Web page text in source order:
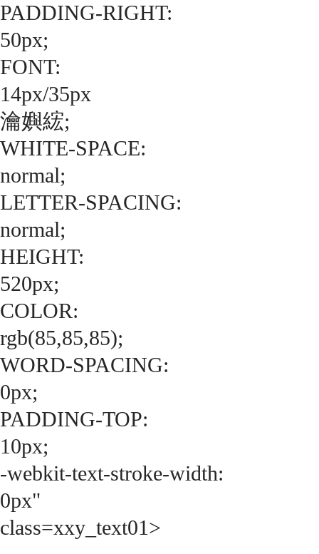
PADDING-RIGHT:
50px;
FONT:
14px/35px
瀹嬩綋;
WHITE-SPACE:
normal;
LETTER-SPACING:
normal;
HEIGHT:
520px;
COLOR:
rgb(85,85,85);
WORD-SPACING:
0px;
PADDING-TOP:
10px;
-webkit-text-stroke-width:
0px"
class=xxy_text01>